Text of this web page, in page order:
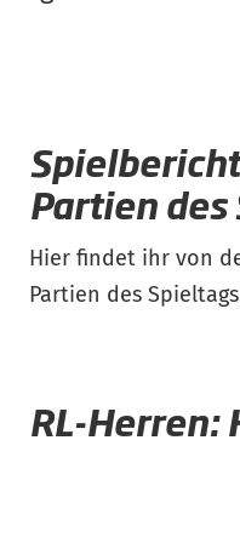
Partien
Hier findet ihr von
Partien des
RL-Herren: